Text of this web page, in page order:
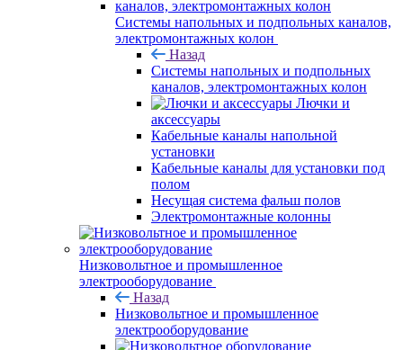
Системы напольных и подпольных каналов,
электромонтажных колон
Назад
Системы напольных и подпольных
каналов, электромонтажных колон
Лючки и
аксессуары
Кабельные каналы напольной
установки
Кабельные каналы для установки под
полом
Несущая система фальш полов
Электромонтажные колонны
Низковольтное и промышленное
электрооборудование
Назад
Низковольтное и промышленное
электрооборудование